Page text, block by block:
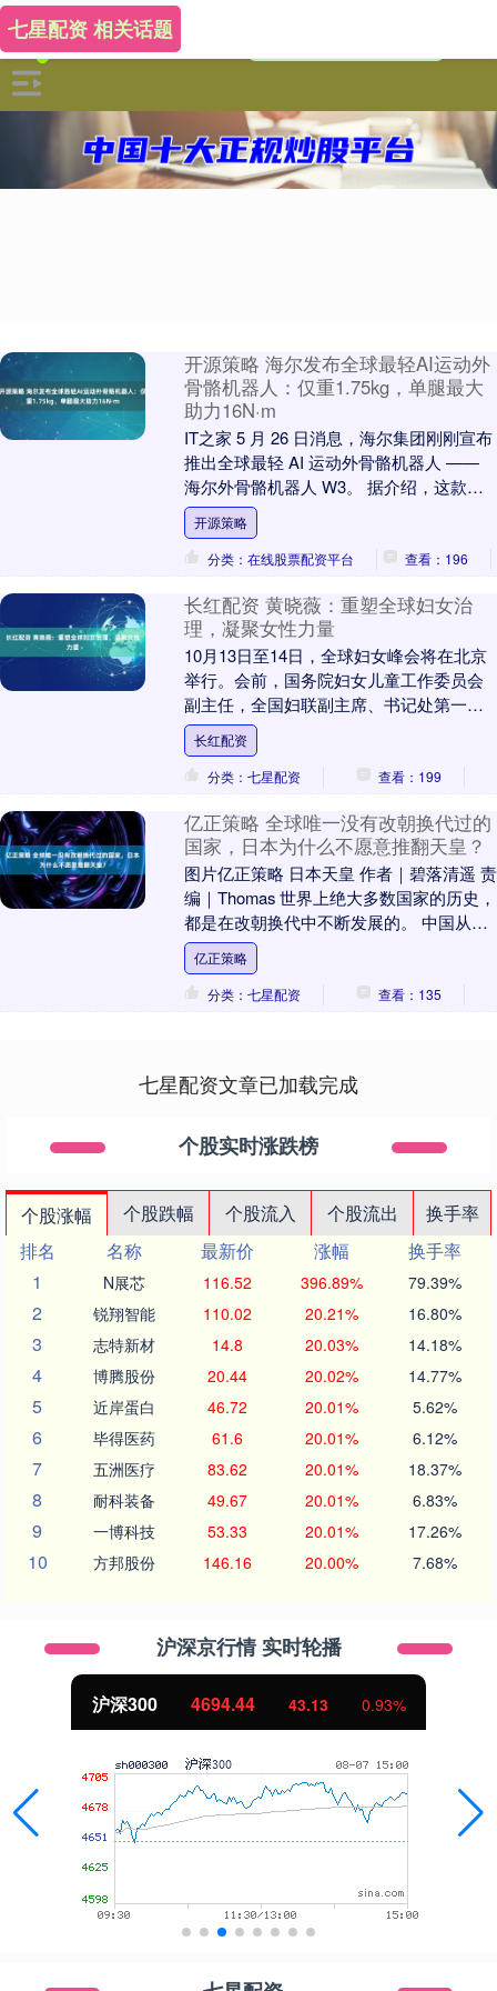
七星配资 相关话题
开源策略 海尔发布全球最轻AI运动外
骨骼机器人：仅重1.75kg，单腿最大
助力16N·m
IT之家 5 月 26 日消息，海尔集团刚刚宣布
推出全球最轻 AI 运动外骨骼机器人 ——
海尔外骨骼机器人 W3。 据介绍，这款机
器人采用全碳纤维 + 钛合金....
开源策略
分类：在线股票配资平台
查看：196
长红配资 黄晓薇：重塑全球妇女治
理，凝聚女性力量
10月13日至14日，全球妇女峰会将在北京
举行。会前，国务院妇女儿童工作委员会
副主任，全国妇联副主席、书记处第一书
记黄晓薇作为致辞嘉宾，做客中央广播电
视总台CG....
长红配资
分类：七星配资
查看：199
亿正策略 全球唯一没有改朝换代过的
国家，日本为什么不愿意推翻天皇？
图片亿正策略 日本天皇 作者｜碧落清遥 责
编｜Thomas 世界上绝大多数国家的历史，
都是在改朝换代中不断发展的。 中国从秦
汉到明清，不断进行王朝更替，每个王
朝....
亿正策略
分类：七星配资
查看：135
七星配资文章已加载完成
个股实时涨跌榜
个股涨幅 个股跌幅 个股流入 个股流出
换手率
排名
名称 最新价 涨幅
换手率
1
N展芯 116.52 396.89% 79.39%
2 锐翔智能 110.02 20.21% 16.80%
3 志特新材 14.8 20.03% 14.18%
4 博腾股份 20.44 20.02% 14.77%
5 近岸蛋白 46.72 20.01% 5.62%
6 毕得医药 61.6 20.01% 6.12%
7 五洲医疗 83.62 20.01% 18.37%
8 耐科装备 49.67 20.01% 6.83%
9 一博科技 53.33 20.01% 17.26%
10 方邦股份 146.16 20.00% 7.68%
沪深京行情 实时轮播
沪深300 4694.44 43.13 0.93%